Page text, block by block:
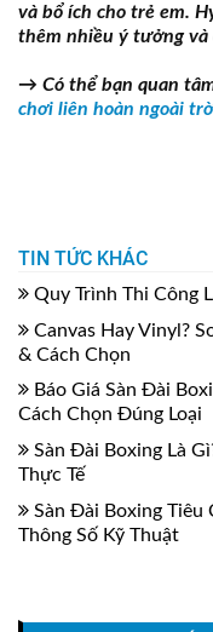
và bổ ích cho trẻ em.
thêm nhiều ý tưởng và
→ Có thể bạn quan
chơi liên hoàn ngoài
TIN TỨC KHÁC
Quy Trình Thi Công
Canvas Hay Vinyl?
& Cách Chọn
Báo Giá Sàn Đài
Cách Chọn Đúng Loại
Sàn Đài Boxing Là
Thực Tế
Sàn Đài Boxing Tiêu
Thông Số Kỹ Thuật